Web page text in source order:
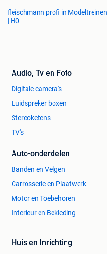
fleischmann profi in Modeltreinen
| H0
Audio, Tv en Foto
Digitale camera's
Luidspreker boxen
Stereoketens
TV's
Auto-onderdelen
Banden en Velgen
Carrosserie en Plaatwerk
Motor en Toebehoren
Interieur en Bekleding
Huis en Inrichting